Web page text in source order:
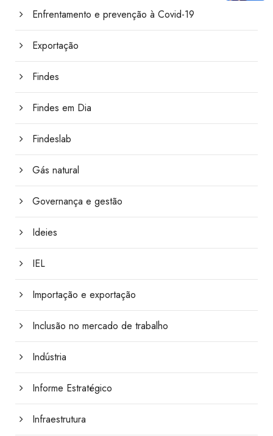
Enfrentamento e prevenção à Covid-19
Exportação
Findes
Findes em Dia
Findeslab
Gás natural
Governança e gestão
Ideies
IEL
Importação e exportação
Inclusão no mercado de trabalho
Indústria
Informe Estratégico
Infraestrutura